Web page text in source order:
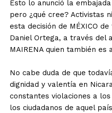
Esto lo anunció la
pero ¿qué cree? Activistas
esta decisión de MÉXICO
Daniel Ortega, a través del
MAIRENA quien también es
No cabe duda de que
dignidad y valentía en
constantes violaciones a
los ciudadanos de aquel